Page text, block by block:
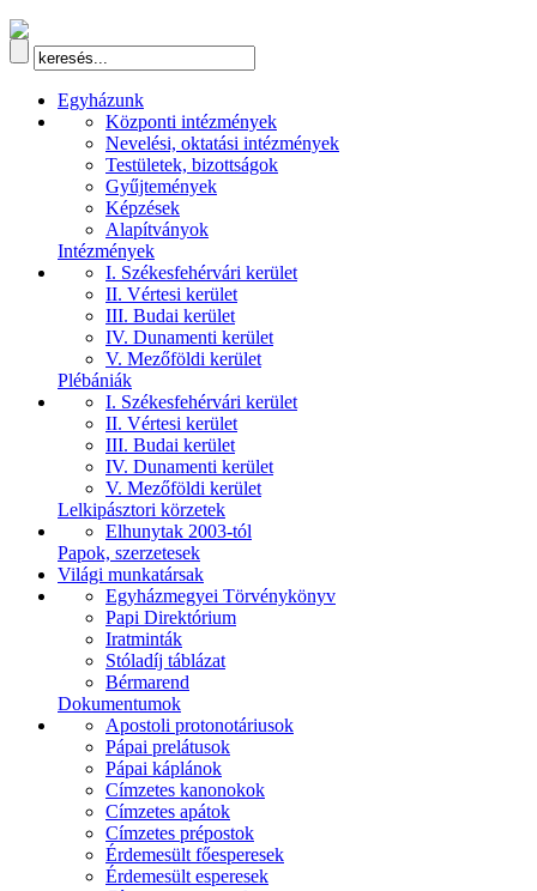
Egyházunk
Központi intézmények
Nevelési, oktatási intézmények
Testületek, bizottságok
Gyűjtemények
Képzések
Alapítványok
Intézmények
I. Székesfehérvári kerület
II. Vértesi kerület
III. Budai kerület
IV. Dunamenti kerület
V. Mezőföldi kerület
Plébániák
I. Székesfehérvári kerület
II. Vértesi kerület
III. Budai kerület
IV. Dunamenti kerület
V. Mezőföldi kerület
Lelkipásztori körzetek
Elhunytak 2003-tól
Papok, szerzetesek
Világi munkatársak
Egyházmegyei Törvénykönyv
Papi Direktórium
Iratminták
Stóladíj táblázat
Bérmarend
Dokumentumok
Apostoli protonotáriusok
Pápai prelátusok
Pápai káplánok
Címzetes kanonokok
Címzetes apátok
Címzetes prépostok
Érdemesült főesperesek
Érdemesült esperesek